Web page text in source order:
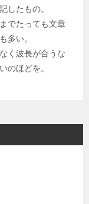
したもの。
でたっても文章
多い。
く波長が合うな
のほどを。